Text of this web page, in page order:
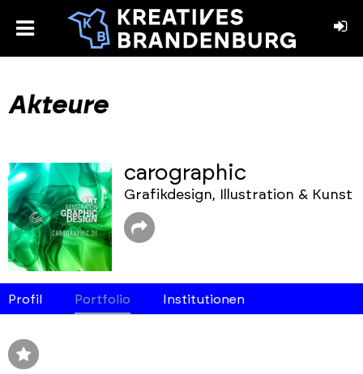
toggle
Akteure
carographic
Grafikdesign, Illustration & Kunst
Profil Portfolio Institutionen